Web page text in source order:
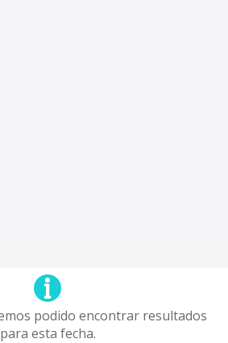
podido encontrar resultados
para esta fecha.